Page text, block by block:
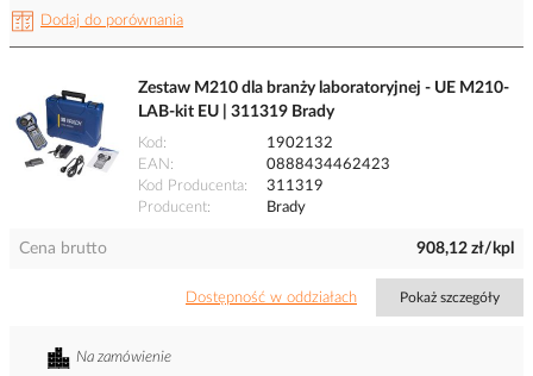
Dodaj do porównania
Zestaw M210 dla branży laboratoryjnej - UE M210-
LAB-kit EU | 311319 Brady
Kod
1902132
EAN
0888434462423
Kod Producenta
311319
Producent
Brady
Cena brutto 908,12 zł/kpl
Dostępność w oddziałach Pokaż szczegóły
Na zamówienie